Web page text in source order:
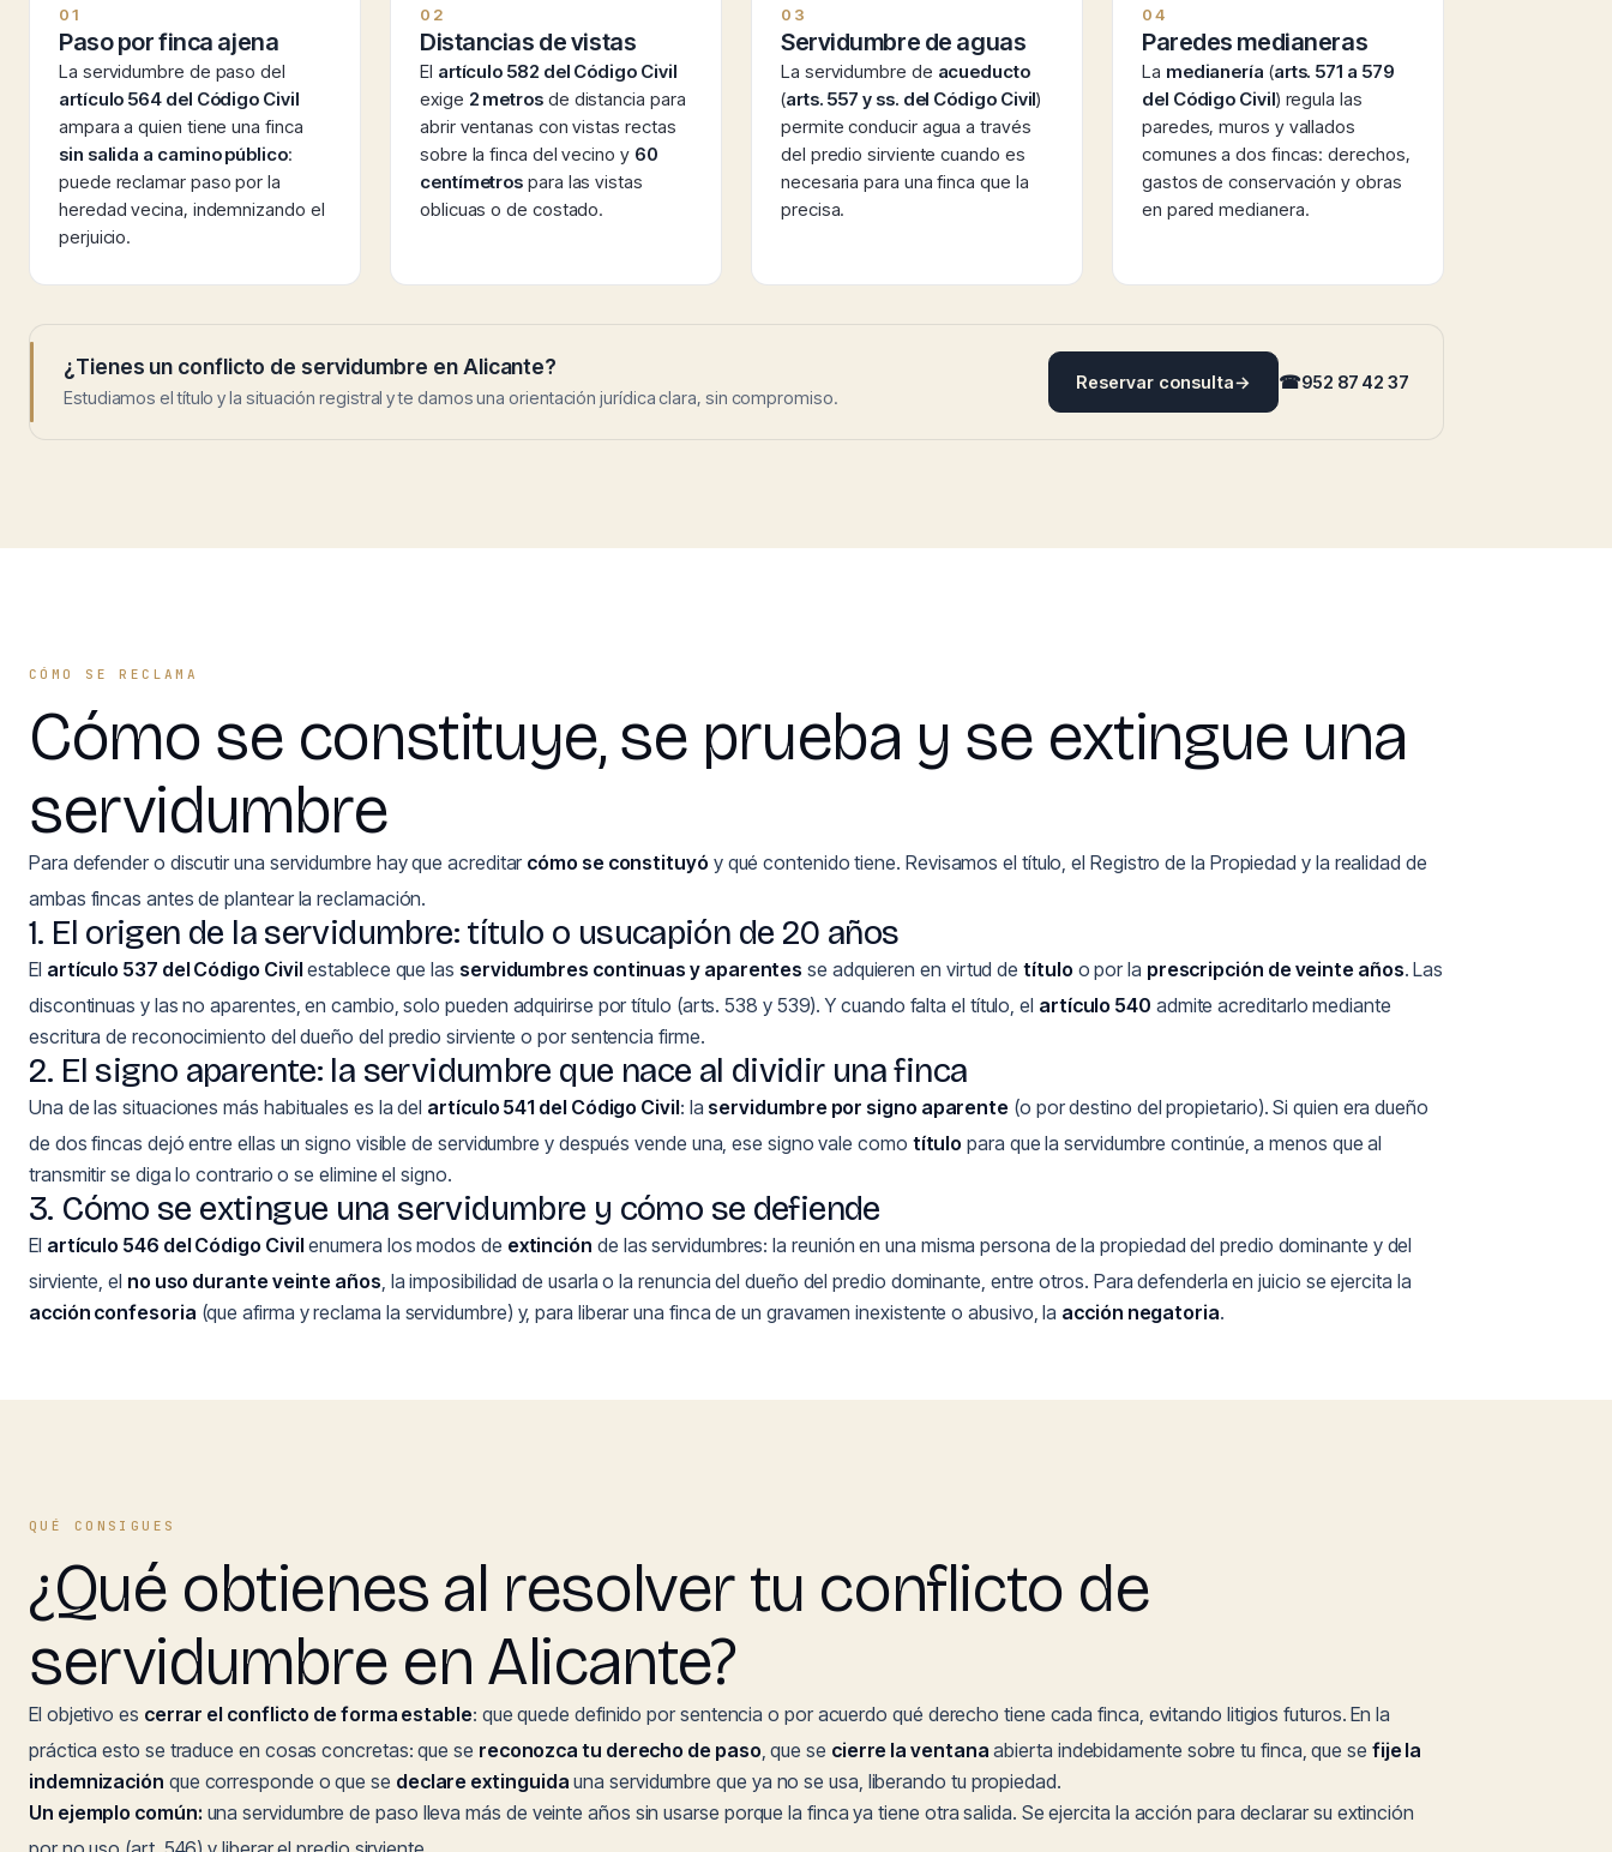
01
Paso por finca ajena
La servidumbre de paso del
artículo 564 del Código Civil
ampara a quien tiene una finca
sin salida a camino público:
puede reclamar paso por la
heredad vecina, indemnizando el
perjuicio.
02
Distancias de vistas
El artículo 582 del Código Civil
exige 2 metrosde distancia para
abrir ventanas con vistas rectas
sobre la finca del vecino y 60
centímetros para las vistas
oblicuas o de costado.
03
Servidumbre de aguas
La servidumbre de acueducto
(arts. 557 y ss. del Código Civil)
permite conducir agua a través
del predio sirviente cuando es
necesaria para una finca que la
precisa.
04
Paredes medianeras
La medianería (arts. 571 a 579
del Código Civil) regula las
paredes, muros y vallados
comunes a dos fincas: derechos,
gastos de conservación y obras
en pared medianera.
¿Tienes un conflicto de servidumbre en Alicante?
Estudiamos el título y la situación registral y te damos una orientación jurídica clara, sin compromiso.
Reservar consulta→ ☎952 87 42 37
CÓMO SE RECLAMA
Cómo se constituye, se prueba y se extingue una
servidumbre
Para defender o discutir una servidumbre hay que acreditar cómo se constituyó y qué contenido tiene. Revisamos el título, el Registro de la Propiedad y la realidad de
ambas fincas antes de plantear la reclamación.
1. El origen de la servidumbre: título o usucapión de 20 años
El artículo 537 del Código Civilestablece que las servidumbres continuas y aparentes se adquieren en virtud detítulo o por la prescripción de veinte años. Las
discontinuas y las no aparentes, en cambio, solo pueden adquirirse por título (arts. 538 y 539). Y cuando falta el título, el artículo 540 admite acreditarlo mediante
escritura de reconocimiento del dueño del predio sirviente o por sentencia firme.
2. El signo aparente: la servidumbre que nace al dividir una finca
Una de las situaciones más habituales es la del artículo 541 del Código Civil: la servidumbre por signo aparente (o por destino del propietario). Si quien era dueño
de dos fincas dejó entre ellas un signo visible de servidumbre y después vende una, ese signo vale como título para que la servidumbre continúe, a menos que al
transmitir se diga lo contrario o se elimine el signo.
3. Cómo se extingue una servidumbre y cómo se defiende
El artículo 546 del Código Civilenumera los modos de extinción de las servidumbres: la reunión en una misma persona de la propiedad del predio dominante y del
sirviente, el no uso durante veinte años, la imposibilidad de usarla o la renuncia del dueño del predio dominante, entre otros. Para defenderla en juicio se ejercita la
acción confesoria (que afirma y reclama la servidumbre) y, para liberar una finca de un gravamen inexistente o abusivo, la acción negatoria.
QUÉ CONSIGUES
¿Qué obtienes al resolver tu conflicto de
servidumbre en Alicante?
El objetivo es cerrar el conflicto de forma estable: que quede definido por sentencia o por acuerdo qué derecho tiene cada finca, evitando litigios futuros. En la
práctica esto se traduce en cosas concretas: que se reconozca tu derecho de paso, que se cierre la ventana abierta indebidamente sobre tu finca, que se fije la
indemnización que corresponde o que se declare extinguida una servidumbre que ya no se usa, liberando tu propiedad.
Un ejemplo común: una servidumbre de paso lleva más de veinte años sin usarse porque la finca ya tiene otra salida. Se ejercita la acción para declarar su extinción